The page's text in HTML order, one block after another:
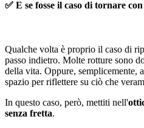
✅ E se fosse il caso di tornare
Qualche volta è proprio il caso di
passo indietro. Molte rotture sono
della vita. Oppure, semplicemente,
spazio per riflettere su ciò che
In questo caso, però, mettiti nell'
senza fretta.